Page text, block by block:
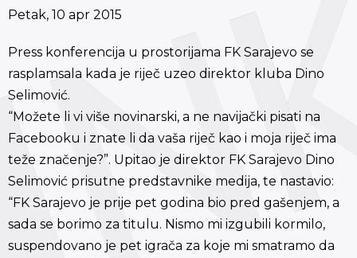
Petak, 10 apr 2015
Press konferencija u prostorijama FK Sarajevo se
rasplamsala kada je riječ uzeo direktor kluba Dino
Selimović.
“Možete li vi više novinarski, a ne navijački pisati na
Facebooku i znate li da vaša riječ kao i moja riječ ima
teže značenje?”. Upitao je direktor FK Sarajevo Dino
Selimović prisutne predstavnike medija, te nastavio:
“FK Sarajevo je prije pet godina bio pred gašenjem, a
sada se borimo za titulu. Nismo mi izgubili kormilo,
suspendovano je pet igrača za koje mi smatramo da